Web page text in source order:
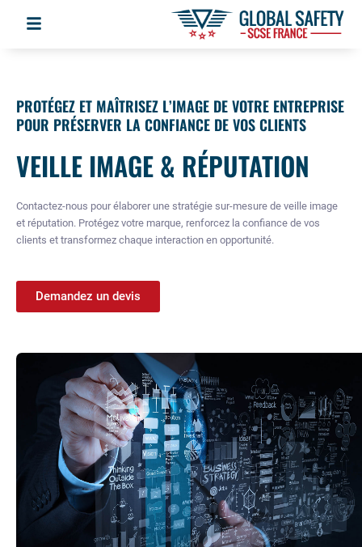
Flyout
PROTÉGEZ ET MAÎTRISEZ L’IMAGE DE VOTRE ENTREPRISE
POUR PRÉSERVER LA CONFIANCE DE VOS CLIENTS
VEILLE IMAGE & RÉPUTATION
Contactez-nous pour élaborer une stratégie sur-mesure de veille image
et réputation. Protégez votre marque, renforcez la confiance de vos
clients et transformez chaque interaction en opportunité.
Demandez un devis